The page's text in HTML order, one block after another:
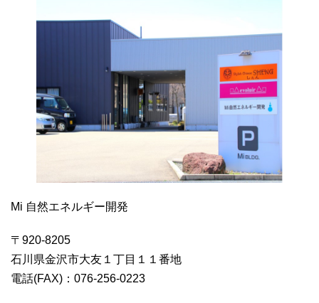
Mi 自然エネルギー開発
〒920-8205
石川県金沢市大友１丁目１１番地
電話(FAX)：076-256-0223